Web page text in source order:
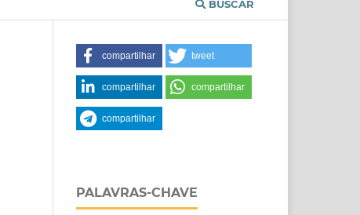
BUSCAR
compartilhar tweet
compartilhar compartilhar
compartilhar
PALAVRAS-CHAVE